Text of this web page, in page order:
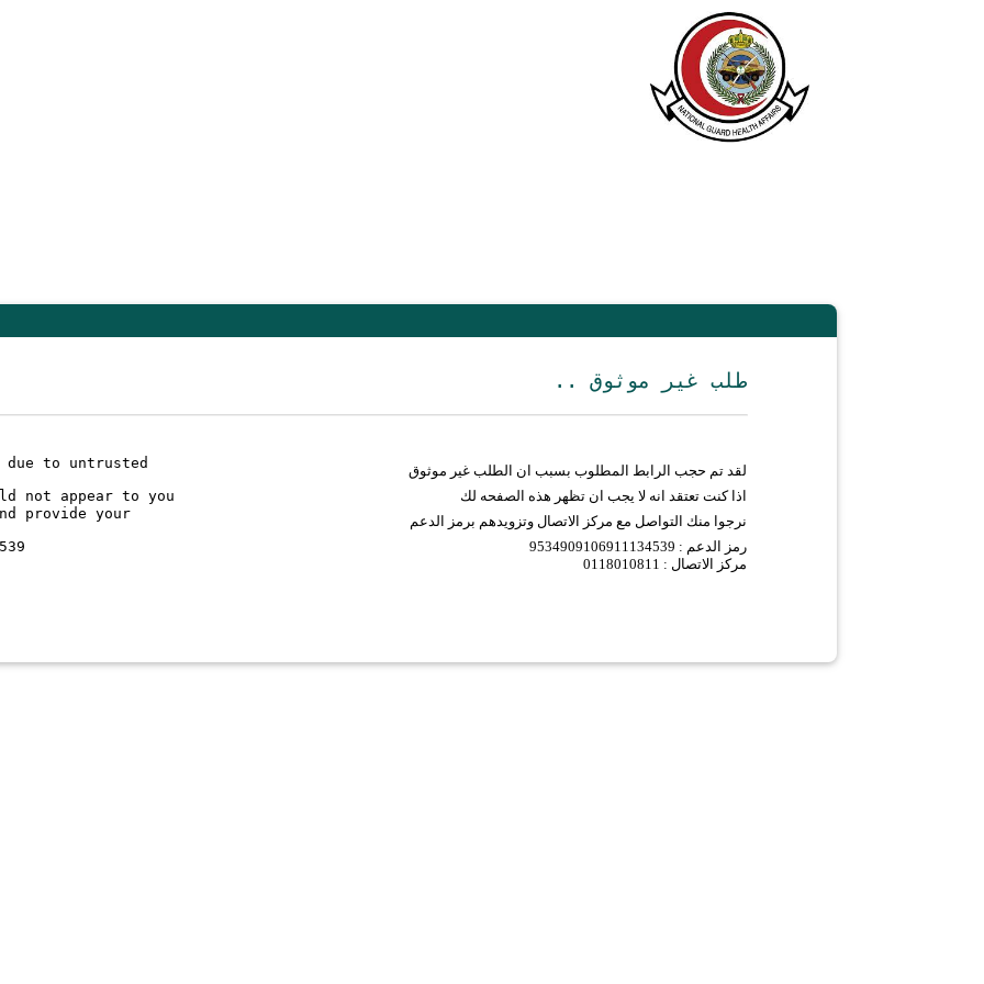
.. طلب غير موثوق
due to untrusted
لقد تم حجب الرابط المطلوب بسبب ان الطلب غير موثوق
not appear to you
اذا كنت تعتقد انه لا يجب ان تظهر هذه الصفحه لك
provide your
نرجوا منك التواصل مع مركز الاتصال وتزويدهم برمز الدعم
9534909106911134539 : رمز الدعم
مركز الاتصال : 0118010811